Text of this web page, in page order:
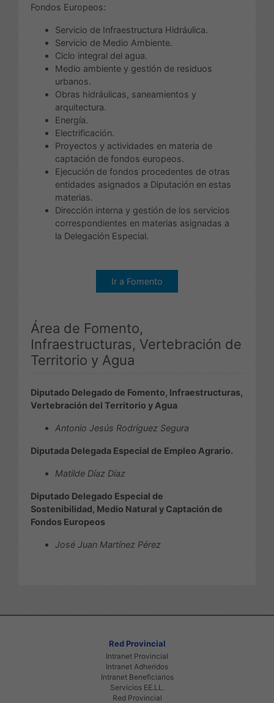
Fondos Europeos:
Servicio de Infraestructura Hidráulica.
Servicio de Medio Ambiente.
Ciclo integral del agua.
Medio ambiente y gestión de residuos
urbanos.
Obras hidráulicas, saneamientos y
arquitectura.
Energía.
Electrificación.
Proyectos y actividades en materia de
captación de fondos europeos.
Ejecución de fondos procedentes de otras
entidades asignados a Diputación en estas
materias.
Dirección interna y gestión de los servicios
correspondientes en materias asignadas a
la Delegación Especial.
Ir a Fomento
Área de Fomento,
Infraestructuras, Vertebración de
Territorio y Agua
Diputado Delegado de Fomento, Infraestructuras,
Vertebración del Territorio y Agua
Antonio Jesús Rodríguez Segura
Diputada Delegada Especial de Empleo Agrario.
Matilde Díaz Díaz
Diputado Delegado Especial de
Sostenibilidad, Medio Natural y Captación de
Fondos Europeos
José Juan Martínez Pérez
Red Provincial
Intranet Provincial
Intranet Adheridos
Intranet Beneficiarios
Servicios EE.LL.
Red Provincial